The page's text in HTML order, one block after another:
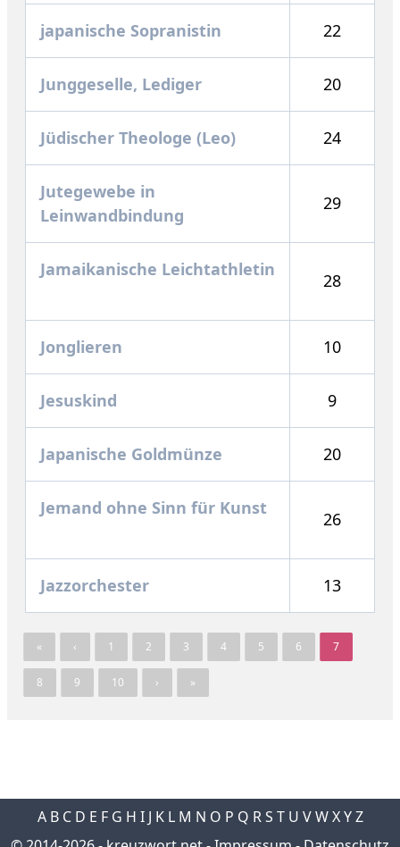
japanische Sopranistin 22
Junggeselle, Lediger 20
Jüdischer Theologe (Leo) 24
Jutegewebe in
Leinwandbindung
29
Jamaikanische Leichtathletin
28
Jonglieren 10
Jesuskind 9
Japanische Goldmünze 20
Jemand ohne Sinn für Kunst
26
Jazzorchester 13
« ‹ 1 2 3 4 5 6 7
8 9 10 › »
A B C D E F G H I J K L M N O P Q R S T U V W X Y Z